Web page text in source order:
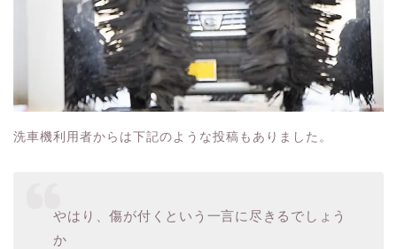
洗車機利用者からは下記のような投稿もありました。
やはり、傷が付くという一言に尽きるでしょう
か